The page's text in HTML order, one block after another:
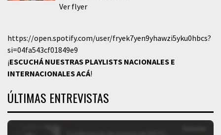
Ver flyer
https://open.spotify.com/user/fryek7yen9yhawzi5yku0hbcs?
si=04fa543cf01849e9
¡ESCUCHÁ NUESTRAS PLAYLISTS NACIONALES E
INTERNACIONALESACÁ!
ÚLTIMAS ENTREVISTAS